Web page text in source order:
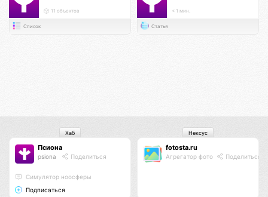
11 объектов
Список
< 1 мин.
Статья
Псиона
psiona Поделиться
Cимулятор ноосферы
Подписаться
Хаб
fotosta.ru
Агрегатор фото Поделиться
Нексус